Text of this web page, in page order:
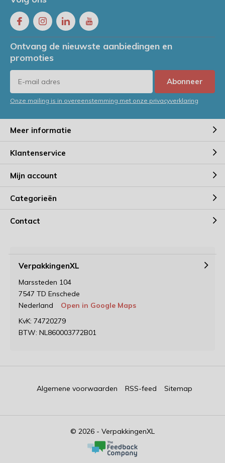
Ontvang de nieuwste aanbiedingen en
promoties
Abonneer
Onze mailing is in overeenstemming met onze privacyverklaring
Meer informatie
Klantenservice
Mijn account
Categorieën
Contact
VerpakkingenXL
Marssteden 104
7547 TD Enschede
Nederland
Open in Google Maps
KvK: 74720279
BTW: NL860003772B01
© 2026 - VerpakkingenXL
Algemene voorwaarden RSS-feed Sitemap